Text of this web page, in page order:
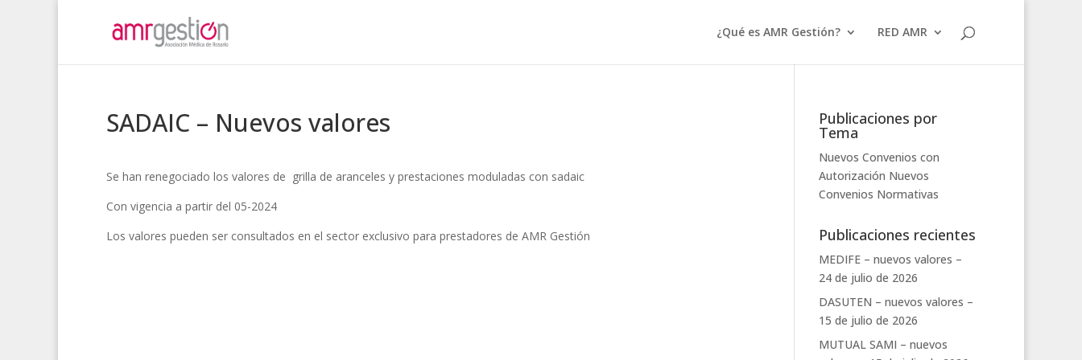
¿Qué es AMR Gestión? RED AMR
SADAIC – Nuevos valores
Se han renegociado los valores de grilla de aranceles y prestaciones moduladas con sadaic
Con vigencia a partir del 05-2024
Los valores pueden ser consultados en el sector exclusivo para prestadores de AMR Gestión
Publicaciones por
Tema
Nuevos Convenios con
Autorización Nuevos
Convenios Normativas
Publicaciones recientes
MEDIFE – nuevos valores –
24 de julio de 2026
DASUTEN – nuevos valores –
15 de julio de 2026
MUTUAL SAMI – nuevos